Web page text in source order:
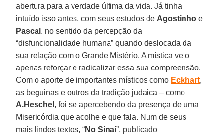
abertura para a verdade última da vida. Já tinha
intuído isso antes, com seus estudos de Agostinho e
Pascal , no sentido da percepção da
“disfuncionalidade humana” quando deslocada da
sua relação com o Grande Mistério. A mística veio
apenas reforçar e radicalizar essa sua compreensão.
Com o aporte de importantes místicos como Eckhart,
as beguinas e outros da tradição judaica – como
A.Heschel , foi se apercebendo da presença de uma
Misericórdia que acolhe e que fala. Num de seus
mais lindos textos, “No Sinai”, publicado